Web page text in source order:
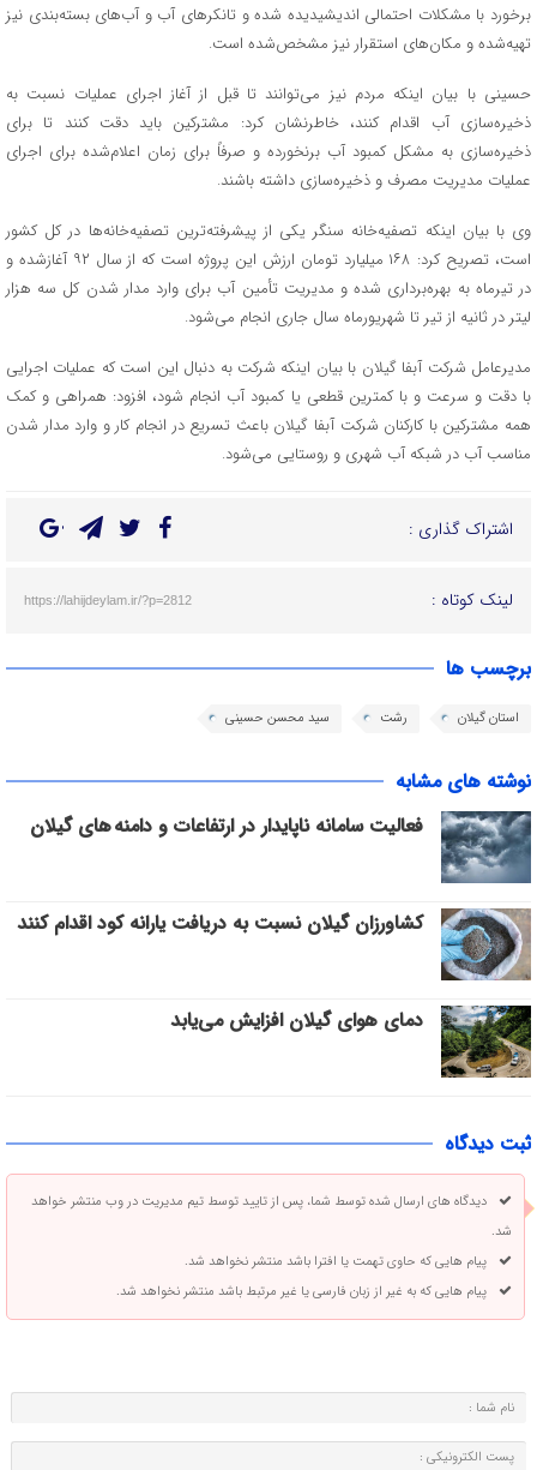
برخورد با مشکلات احتمالی اندیشیدیده شده و تانکرهای آب و آب‌های بسته‌بندی نیز
تهیه‌شده و مکان‌های استقرار نیز مشخص‌شده است.
حسینی با بیان اینکه مردم نیز می‌توانند تا قبل از آغاز اجرای عملیات نسبت به
ذخیره‌سازی آب اقدام کنند، خاطرنشان کرد: مشترکین باید دقت کنند تا برای
ذخیره‌سازی به مشکل کمبود آب برنخورده و صرفاً برای زمان اعلام‌شده برای اجرای
عملیات مدیریت مصرف و ذخیره‌سازی داشته باشند.
وی با بیان اینکه تصفیه‌خانه سنگر یکی از پیشرفته‌ترین تصفیه‌خانه‌ها در کل کشور
است، تصریح کرد: ۱۶۸ میلیارد تومان ارزش این پروژه است که از سال ۹۲ آغازشده و
در تیرماه به بهره‌برداری شده و مدیریت تأمین آب برای وارد مدار شدن کل سه هزار
لیتر در ثانیه از تیر تا شهریورماه سال جاری انجام می‌شود.
مدیرعامل شرکت آبفا گیلان با بیان اینکه شرکت به دنبال این است که عملیات اجرایی
با دقت و سرعت و با کمترین قطعی یا کمبود آب انجام شود، افزود: همراهی و کمک
همه مشترکین با کارکنان شرکت آبفا گیلان باعث تسریع در انجام کار و وارد مدار شدن
مناسب آب در شبکه آب شهری و روستایی می‌شود.
اشتراک گذاری :
لینک کوتاه : https://lahijdeylam.ir/?p=2812
برچسب ها
استان گیلان رشت سید محسن حسینی
نوشته های مشابه
فعالیت سامانه ناپایدار در ارتفاعات و دامنه های گیلان
کشاورزان گیلان نسبت به دریافت یارانه کود اقدام کنند
دمای هوای گیلان افزایش می‌یابد
ثبت دیدگاه
دیدگاه های ارسال شده توسط شما، پس از تایید توسط تیم مدیریت در وب منتشر خواهد
شد.
پیام هایی که حاوی تهمت یا افترا باشد منتشر نخواهد شد.
پیام هایی که به غیر از زبان فارسی یا غیر مرتبط باشد منتشر نخواهد شد.